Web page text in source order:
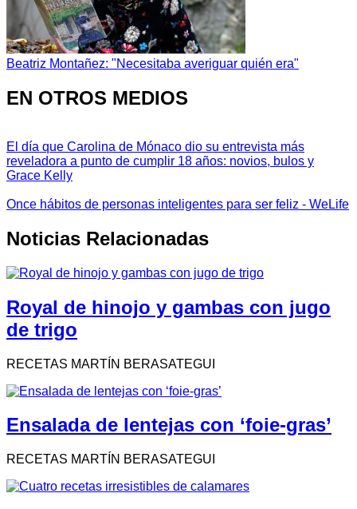
Beatriz Montañez: "Necesitaba averiguar quién era"
EN OTROS MEDIOS
El día que Carolina de Mónaco dio su entrevista más
reveladora a punto de cumplir 18 años: novios, bulos y
Grace Kelly
Once hábitos de personas inteligentes para ser feliz - WeLife
Noticias Relacionadas
Royal de hinojo y gambas con jugo
de trigo
RECETAS MARTÍN BERASATEGUI
Ensalada de lentejas con ‘foie-gras’
RECETAS MARTÍN BERASATEGUI